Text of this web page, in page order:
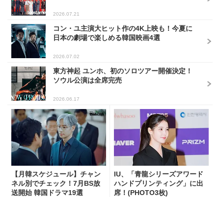
2026.07.21
コン・ユ主演大ヒット作の4K上映も！今夏に
日本の劇場で楽しめる韓国映画4選
2026.07.02
東方神起 ユンホ、初のソロツアー開催決定！
ソウル公演は全席完売
2026.06.17
【月韓スケジュール】チャン
ネル別でチェック！7月BS放
送開始 韓国ドラマ19選
IU、「青龍シリーズアワード
ハンドプリンティング」に出
席！(PHOTO3枚)